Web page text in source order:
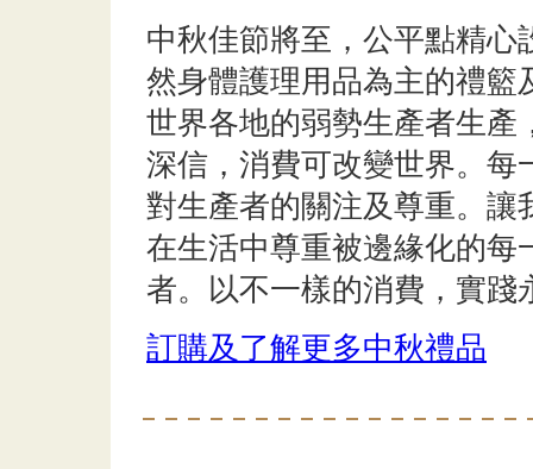
中秋佳節將至，公平點精
然身體護理用品為主的禮籃
世界各地的弱勢生產者生產
深信，消費可改變世界。每
對生產者的關注及尊重。讓
在生活中尊重被邊緣化的每
者。以不一樣的消費，實踐
訂購及了解更多中秋禮品